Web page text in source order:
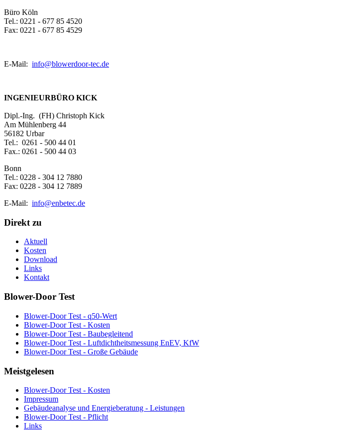
Büro Köln
Tel.: 0221 - 677 85 4520
Fax: 0221 - 677 85 4529
E-Mail: info@blowerdoor-tec.de
INGENIEURBÜRO KICK
Dipl.-Ing. (FH) Christoph Kick
Am Mühlenberg 44
56182 Urbar
Tel.: 0261 - 500 44 01
Fax.: 0261 - 500 44 03
Bonn
Tel.: 0228 - 304 12 7880
Fax: 0228 - 304 12 7889
E-Mail: info@enbetec.de
Direkt zu
Aktuell
Kosten
Download
Links
Kontakt
Blower-Door Test
Blower-Door Test - q50-Wert
Blower-Door Test - Kosten
Blower-Door Test - Baubegleitend
Blower-Door Test - Luftdichtheitsmessung EnEV, KfW
Blower-Door Test - Große Gebäude
Meistgelesen
Blower-Door Test - Kosten
Impressum
Gebäudeanalyse und Energieberatung - Leistungen
Blower-Door Test - Pflicht
Links